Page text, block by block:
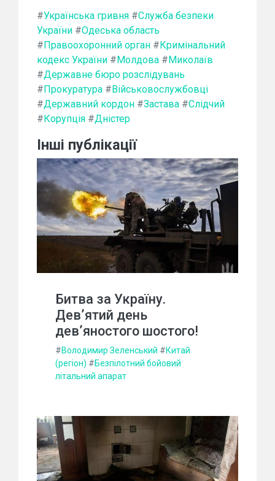
#Українська гривня #Служба безпеки
України #Одеська область
#Правоохоронний орган #Кримінальний
кодекс України #Молдова #Миколаїв
#Державне бюро розслідувань
#Прокуратура #Військовослужбовці
#Державний кордон #Застава #Слідчий
#Корупція #Дністер
Інші публікації
Битва за Україну.
Дев’ятий день
дев’яностого шостого!
#Володимир Зеленський #Китай
(регіон) #Безпілотний бойовий
літальний апарат